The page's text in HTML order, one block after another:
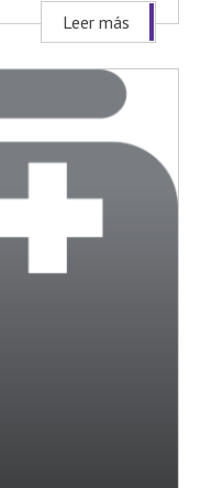
Leer más